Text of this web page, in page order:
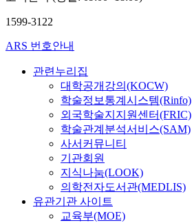
1599-3122
ARS 번호안내
관련누리집
대학공개강의(KOCW)
학술정보통계시스템(Rinfo)
외국학술지지원센터(FRIC)
학술관계분석서비스(SAM)
사서커뮤니티
기관회원
지식나눔(LOOK)
의학전자도서관(MEDLIS)
유관기관 사이트
교육부(MOE)